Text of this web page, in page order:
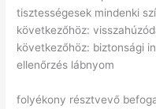
tisztességesek mindenki
következőhöz:
következőhöz: biztonsági
ellenőrzés lábnyom
folyékony résztvevő